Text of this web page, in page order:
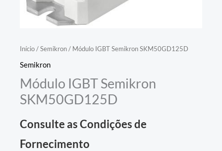
Início/Semikron/ Módulo IGBT Semikron SKM50GD125D
Semikron
Módulo IGBT Semikron
SKM50GD125D
Consulte as Condições de
Fornecimento